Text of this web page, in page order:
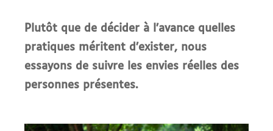
Plutôt que de décider à l’avance quelles
pratiques méritent d’exister, nous
essayons de suivre les envies réelles des
personnes présentes.